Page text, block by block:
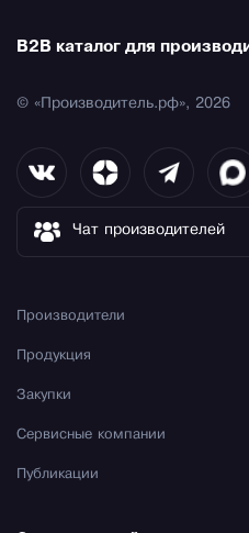
B2B каталог для
© «Производитель.рф», 2026
Чат производителей
Производители
Продукция
Закупки
Сервисные компании
Публикации